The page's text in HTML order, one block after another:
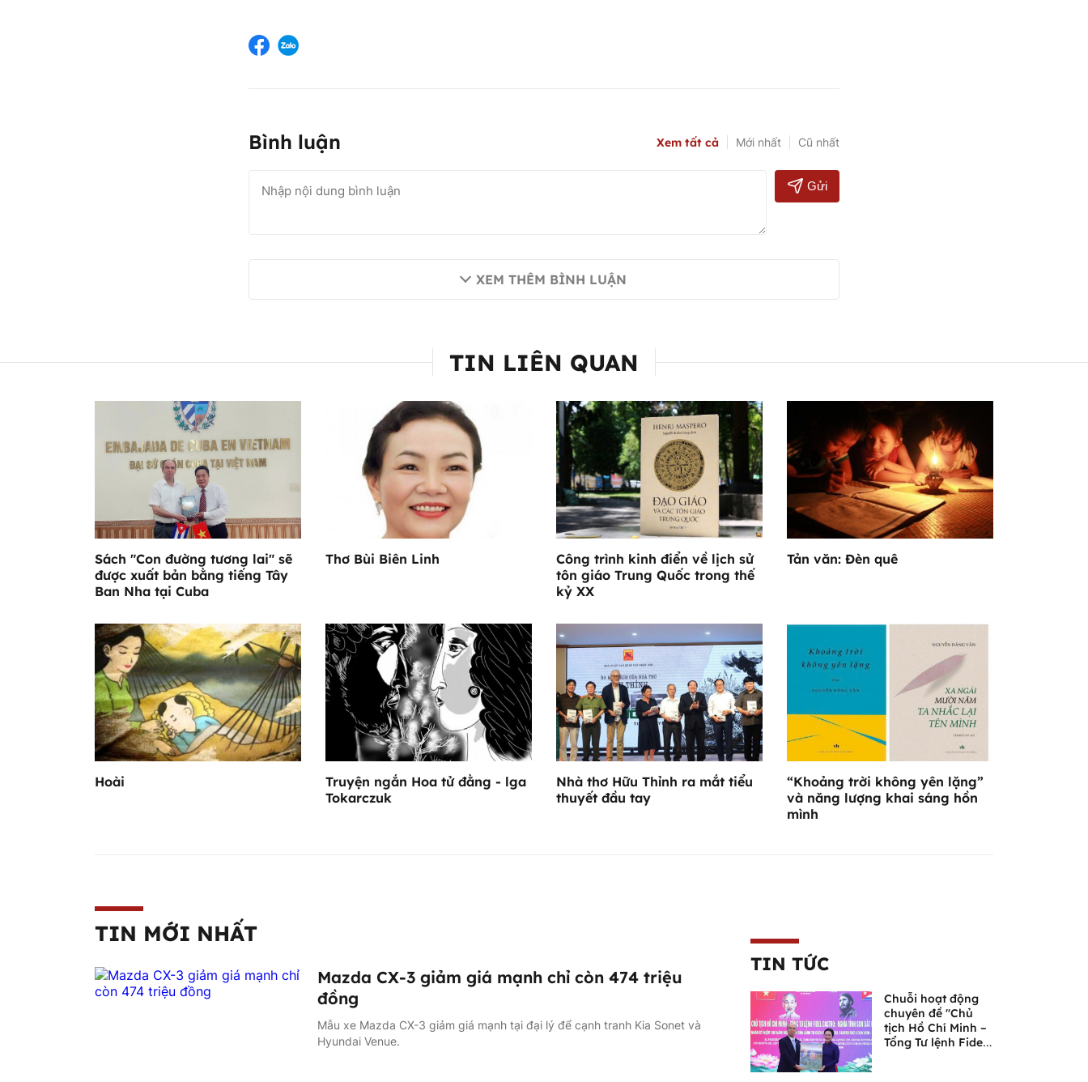
Bình luận Xem tất cả Mới nhất Cũ nhất
Gửi
XEM THÊM BÌNH LUẬN
TIN LIÊN QUAN
Sách "Con đường tương lai" sẽ
được xuất bản bằng tiếng Tây
Ban Nha tại Cuba
Thơ Bùi Biên Linh
Công trình kinh điển về lịch sử
tôn giáo Trung Quốc trong thế
kỷ XX
Tản văn: Đèn quê
Hoài
Truyện ngắn Hoa tử đằng - lga
Tokarczuk
Nhà thơ Hữu Thỉnh ra mắt tiểu
thuyết đầu tay
“Khoảng trời không yên lặng”
và năng lượng khai sáng hồn
mình
TIN MỚI NHẤT
Mazda CX-3 giảm giá mạnh chỉ còn 474 triệu
đồng
Mẫu xe Mazda CX-3 giảm giá mạnh tại đại lý để cạnh tranh Kia Sonet và
Hyundai Venue.
TIN TỨC
Chuỗi hoạt động
chuyên đề "Chủ
tịch Hồ Chí Minh –
Tổng Tư lệnh Fidel